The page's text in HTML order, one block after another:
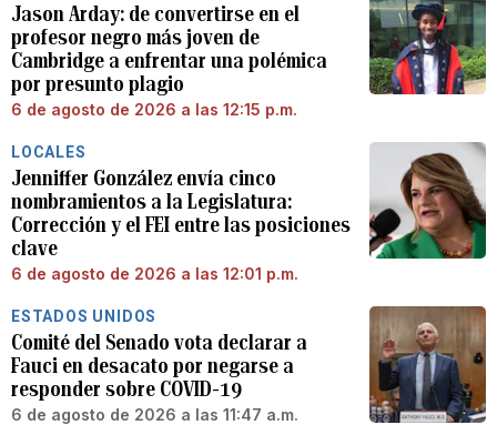
Jason Arday: de convertirse en el
profesor negro más joven de
Cambridge a enfrentar una polémica
por presunto plagio
6 de agosto de 2026 a las 12:15 p.m.
LOCALES
Jenniffer González envía cinco
nombramientos a la Legislatura:
Corrección y el FEI entre las posiciones
clave
6 de agosto de 2026 a las 12:01 p.m.
ESTADOS UNIDOS
Comité del Senado vota declarar a
Fauci en desacato por negarse a
responder sobre COVID-19
6 de agosto de 2026 a las 11:47 a.m.